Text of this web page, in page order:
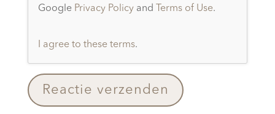
Google Privacy Policyand Terms of Use.
I agree to these terms.